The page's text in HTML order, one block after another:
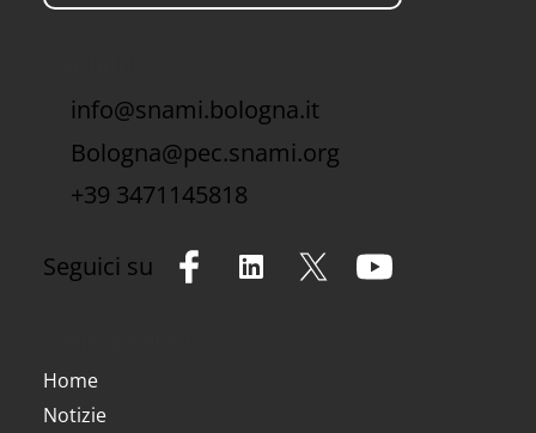
Home
Notizie
Seguici su
info@snami.bologna.it
Bologna@pec.snami.org
+39 3471145818